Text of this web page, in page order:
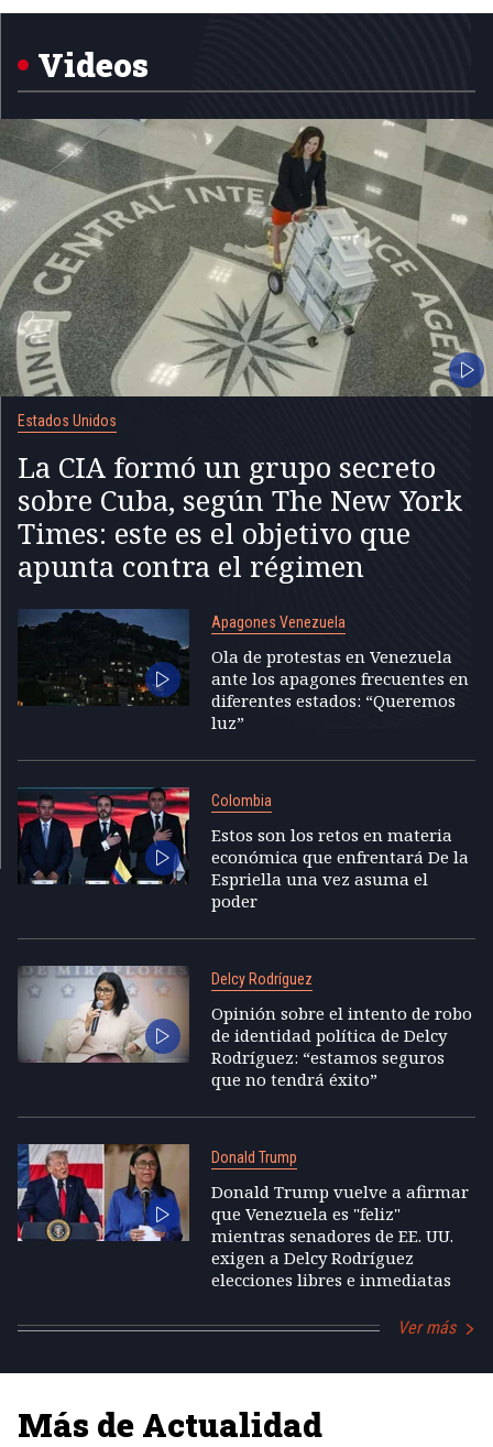
1
Videos
Estados Unidos
La CIA formó un grupo secreto
sobre Cuba, según The New York
Times: este es el objetivo que
apunta contra el régimen
Apagones Venezuela
Ola de protestas en Venezuela
ante los apagones frecuentes en
diferentes estados: “Queremos
luz”
Colombia
Estos son los retos en materia
económica que enfrentará De la
Espriella una vez asuma el
poder
Delcy Rodríguez
Opinión sobre el intento de robo
de identidad política de Delcy
Rodríguez: “estamos seguros
que no tendrá éxito”
Donald Trump
Donald Trump vuelve a afirmar
que Venezuela es "feliz"
mientras senadores de EE. UU.
exigen a Delcy Rodríguez
elecciones libres e inmediatas
Ver más
Más de Actualidad